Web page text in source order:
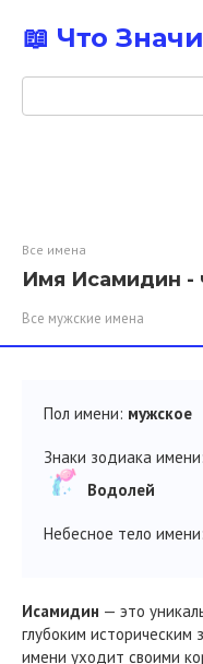
контенту
📖 Что
Поиск:
Все имена
Имя Исамидин -
Все мужские имена
Пол имени: мужское
Знаки зодиака имени:
Водолей
Небесное тело имени:
Исамидин — это
глубоким историческим
имени уходит своими